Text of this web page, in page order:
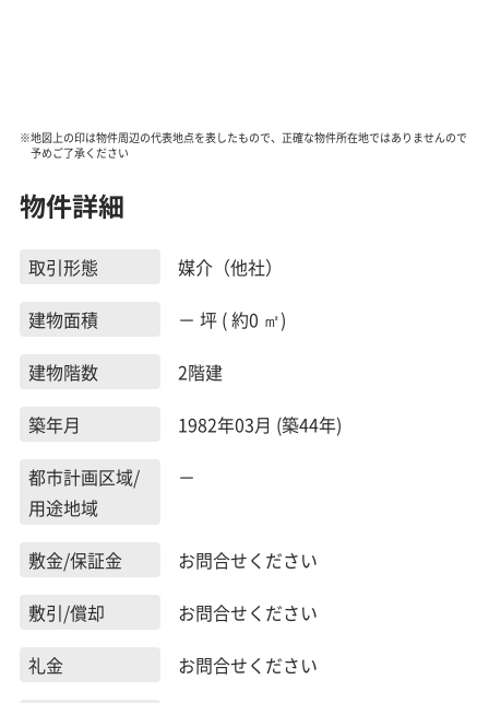
※地図上の印は物件周辺の代表地点を表したもので、正確な物件所在地ではありませんので
予めご了承ください
物件詳細
取引形態
媒介（他社）
建物面積
－ 坪 ( 約0 ㎡)
建物階数
2階建
築年月
1982年03月 (築44年)
都市計画区域/
用途地域
－
敷金/保証金
お問合せください
敷引/償却
お問合せください
礼金
お問合せください